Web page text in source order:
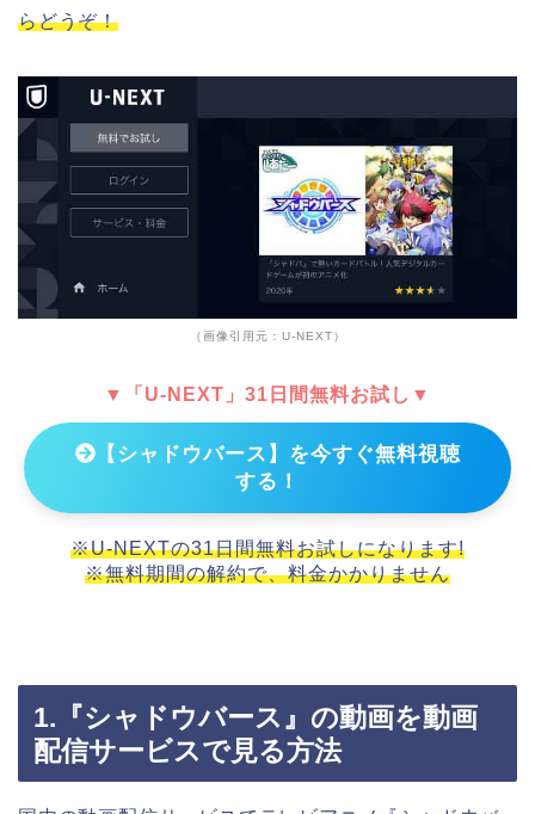
らどうぞ！
（画像引用元：U-NEXT）
▼「U-NEXT」31日間無料お試し▼
【シャドウバース】を今すぐ無料視聴
する！
※U-NEXTの31日間無料お試しになります!
※無料期間の解約で、料金かかりません
1.『シャドウバース』の動画を動画
配信サービスで見る方法